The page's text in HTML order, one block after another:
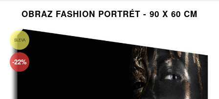
OBRAZ FASHION PORTRÉT - 90 X 60 CM
SLEVA
-22%